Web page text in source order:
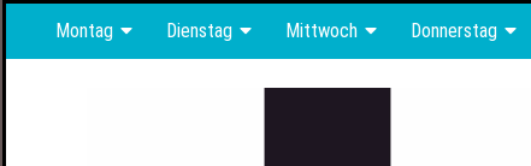
Montag Dienstag Mittwoch Donnerstag